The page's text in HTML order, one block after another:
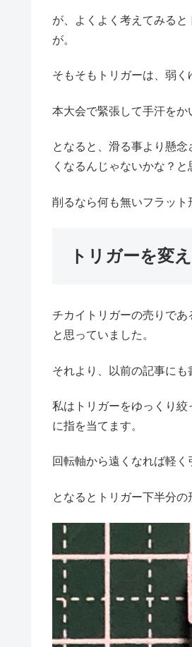
が、よくよく考えてみる
が。
そもそもトリガーは、弱く
本大会で緊張して手汗をか
となると、滑る事より懸
くなるんじゃないかな？と
削るなら何も無いフラット
トリガーを変
チカイトリガーの売りで
と思っていました。
それより、以前の記事にも
私はトリガーをゆっくり
に指を当てます。
回転軸から遠くなれば軽
となるとトリガー下半分の